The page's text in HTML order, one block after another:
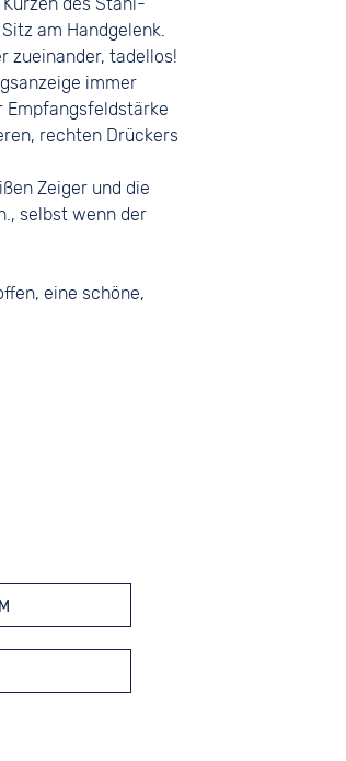
am Handgelenk.
zueinander, tadellos!
immer
Empfangsfeldstärke
rechten Drückers
Zeiger und die
selbst wenn der
eine schöne,